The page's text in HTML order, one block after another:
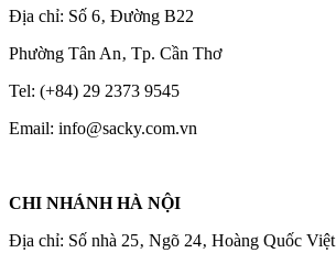
Địa chỉ: Số 6‚ Đường B22
Phường Tân An‚ Tp. Cần Thơ
Tel: (+84) 29 2373 9545
Email: info@sacky.com.vn
CHI NHÁNH HÀ NỘI
Địa chỉ: Số nhà 25‚ Ngõ 24‚ Hoàng Quốc Việt